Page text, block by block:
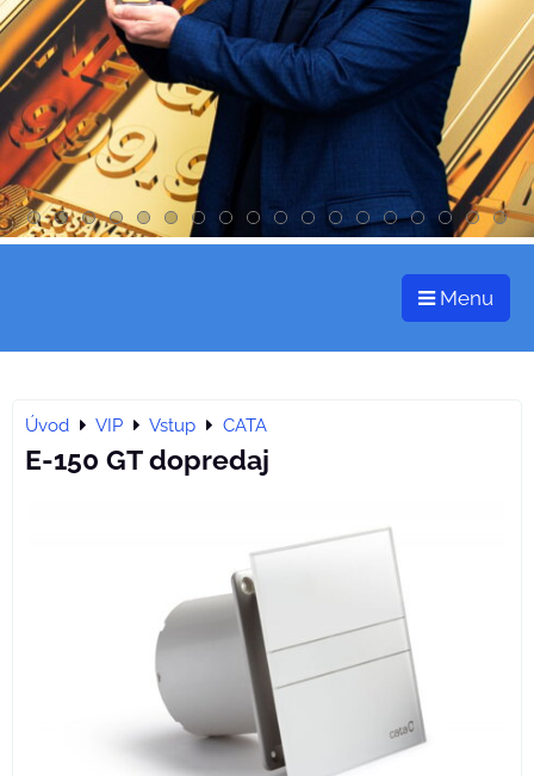
Menu
Úvod VIP Vstup CATA
E-150 GT dopredaj